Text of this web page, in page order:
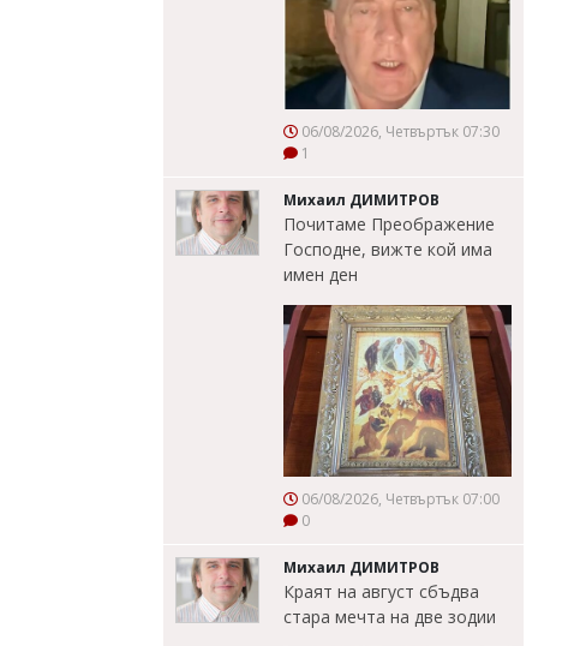
06/08/2026, Четвъртък 07:30
1
Михаил ДИМИТРОВ
Почитаме Преображение
Господне, вижте кой има
имен ден
06/08/2026, Четвъртък 07:00
0
Михаил ДИМИТРОВ
Краят на август сбъдва
стара мечта на две зодии